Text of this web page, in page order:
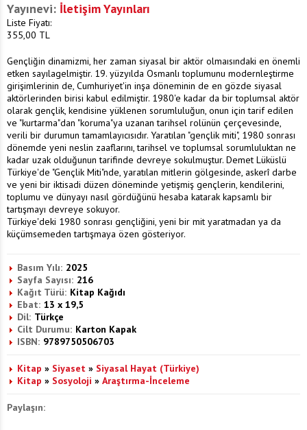
Yayınevi: İletişim Yayınları
Liste Fiyatı:
355,00 TL
Gençliğin dinamizmi, her zaman siyasal bir aktör olmaısındaki en önemli
etken sayılagelmiştir. 19. yüzyılda Osmanlı toplumunu modernleştirme
girişimlerinin de, Cumhuriyet'in inşa döneminin de en gözde siyasal
aktörlerinden birisi kabul edilmiştir. 1980'e kadar da bir toplumsal aktör
olarak gençlik, kendisine yüklenen sorumluluğun, onun için tarif edilen
ve "kurtarma"dan "koruma"ya uzanan tarihsel rolünün çerçevesinde,
verili bir durumun tamamlayıcısıdır. Yaratılan "gençlik miti", 1980 sonrası
dönemde yeni neslin zaaflarını, tarihsel ve toplumsal sorumluluktan ne
kadar uzak olduğunun tarifinde devreye sokulmuştur. Demet Lüküslü
Türkiye'de "Gençlik Miti"nde, yaratılan mitlerin gölgesinde, askerî darbe
ve yeni bir iktisadi düzen döneminde yetişmiş gençlerin, kendilerini,
toplumu ve dünyayı nasıl gördüğünü hesaba katarak kapsamlı bir
tartışmayı devreye sokuyor.
Türkiye'deki 1980 sonrası gençliğini, yeni bir mit yaratmadan ya da
küçümsemeden tartışmaya özen gösteriyor.
Basım Yılı: 2025
Sayfa Sayısı: 216
Kağıt Türü: Kitap Kağıdı
Ebat: 13 x 19,5
Dil: Türkçe
Cilt Durumu: Karton Kapak
ISBN: 9789750506703
Kitap » Siyaset » Siyasal Hayat (Türkiye)
Kitap » Sosyoloji » Araştırma-İnceleme
Paylaşın: